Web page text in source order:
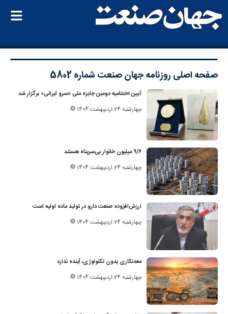
صفحه اصلی روزنامه جهان صنعت شماره 5802
آیین اختتامیه دومین جایزه ملی «سرو ایرانی» برگزار شد
چهارشنبه 24 اردیبهشت 1404
۹/۶ میلیون خانوار بی‌سرپناه هستند
چهارشنبه 24 اردیبهشت 1404
ارزش‌افزوده صنعت دارو در تولید ماده اولیه است
چهارشنبه 24 اردیبهشت 1404
معدنکاری بدون تکنولوژی، آینده ندارد
چهارشنبه 24 اردیبهشت 1404